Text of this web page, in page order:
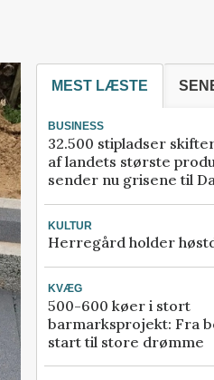
MEST LÆSTE
BUSINESS
32.500 stipladser
af landets største
sender nu grisene til
KULTUR
Herregård holder
KVÆG
500-600 køer i stort
barmarksprojekt: Fra
start til store drømme